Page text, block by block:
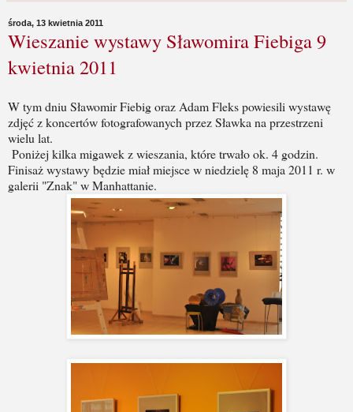
środa, 13 kwietnia 2011
Wieszanie wystawy Sławomira Fiebiga 9
kwietnia 2011
W tym dniu Sławomir Fiebig oraz Adam Fleks powiesili wystawę
zdjęć z koncertów fotografowanych przez Sławka na przestrzeni
wielu lat.
Poniżej kilka migawek z wieszania, które trwało ok. 4 godzin.
Finisaż wystawy będzie miał miejsce w niedzielę 8 maja 2011 r. w
galerii "Znak" w Manhattanie.